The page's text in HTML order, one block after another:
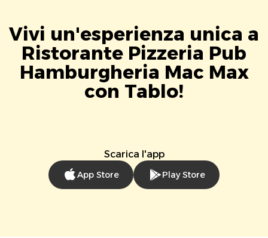
Vivi un'esperienza unica a
Ristorante Pizzeria Pub
Hamburgheria Mac Max
con Tablo!
Scarica l'app
App Store Play Store